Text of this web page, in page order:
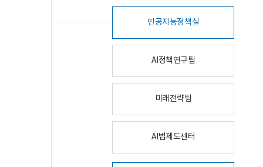
인공지능정책실
AI정책연구팀
미래전략팀
AI법제도센터